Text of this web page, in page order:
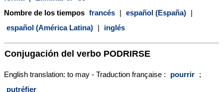
Nombre de los tiempos francés | español (España) |
español (América Latina) | inglés
Conjugación del verbo PODRIRSE
English translation: to may - Traduction française : pourrir ;
putréfier